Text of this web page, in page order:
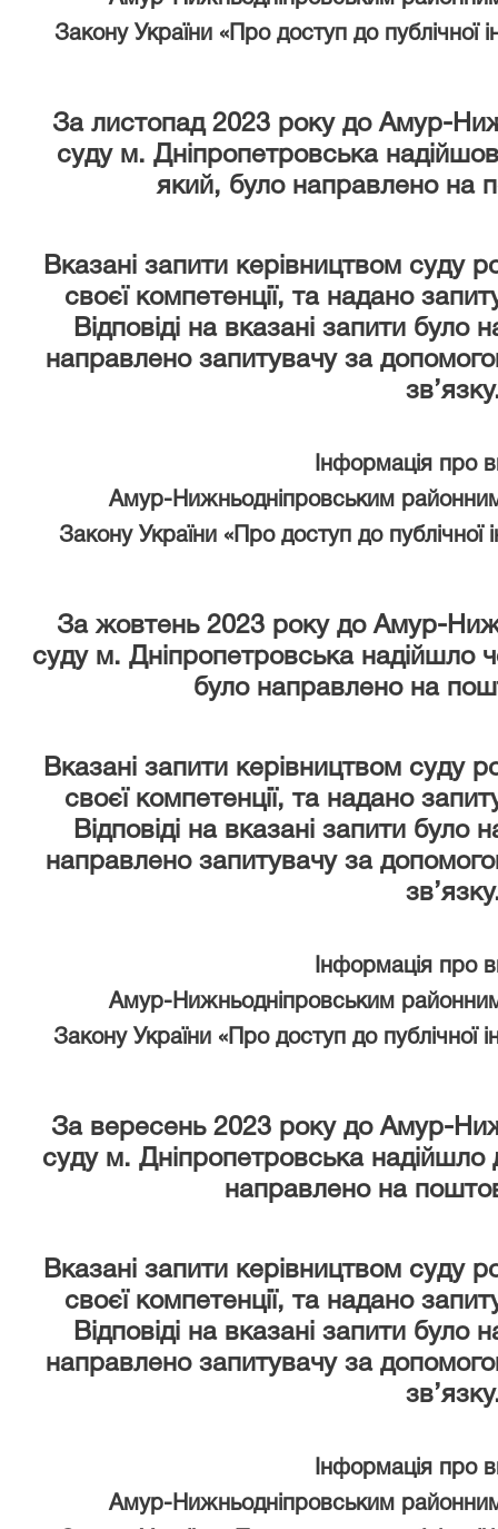
Закону України «Про доступ до публічної
За листопад 2023 року до Амур-
суду м. Дніпропетровська
який, було направлено на
Вказані запити керівництвом суду
своєї компетенції, та надано
Відповіді на вказані запити
направлено запитувачу за
Інформація про
Амур-Нижньодніпровським
Закону України «Про доступ до публічної
За жовтень 2023 року до Амур-
суду м. Дніпропетровська надійшло
було направлено на
Вказані запити керівництвом суду
своєї компетенції, та надано
Відповіді на вказані запити
направлено запитувачу за
Інформація про
Амур-Нижньодніпровським
Закону України «Про доступ до публічної
За вересень 2023 року до Амур-
суду м. Дніпропетровська надійшло
направлено на
Вказані запити керівництвом суду
своєї компетенції, та надано
Відповіді на вказані запити
направлено запитувачу за
Інформація про
Амур-Нижньодніпровським